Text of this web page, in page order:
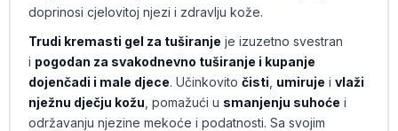
doprinosi cjelovitoj njezi i zdravlju kože.
Trudi kremasti gel za tuširanje je izuzetno svestran
i pogodan za svakodnevno tuširanje i kupanje
dojenčadi i male djece. Učinkovito čisti umiruje i vlaži
nježnu dječju kožu , pomažući u smanjenju suhoće i
održavanju njezine mekoće i podatnosti. Sa svojim